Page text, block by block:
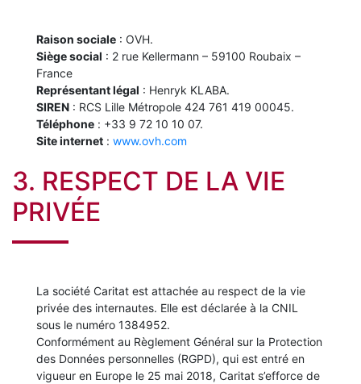
Raison sociale : OVH.
Siège social : 2 rue Kellermann – 59100 Roubaix –
France
Représentant légal : Henryk KLABA.
SIREN : RCS Lille Métropole 424 761 419 00045.
Téléphone : +33 9 72 10 10 07.
Site internet : www.ovh.com
3. RESPECT DE LA VIE
PRIVÉE
La société Caritat est attachée au respect de la vie
privée des internautes. Elle est déclarée à la CNIL
sous le numéro 1384952.
Conformément au Règlement Général sur la Protection
des Données personnelles (RGPD), qui est entré en
vigueur en Europe le 25 mai 2018, Caritat s’efforce de